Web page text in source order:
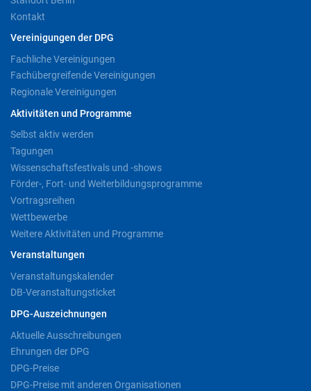
Kontakt
Vereinigungen der DPG
Fachliche Vereinigungen
Fachübergreifende Vereinigungen
Regionale Vereinigungen
Aktivitäten und Programme
Selbst aktiv werden
Tagungen
Wissenschaftsfestivals und -shows
Förder-, Fort- und Weiterbildungsprogramme
Vortragsreihen
Wettbewerbe
Weitere Aktivitäten und Programme
Veranstaltungen
Veranstaltungskalender
DB-Veranstaltungsticket
DPG-Auszeichnungen
Aktuelle Ausschreibungen
Ehrungen der DPG
DPG-Preise
DPG-Preise mit anderen Organisationen